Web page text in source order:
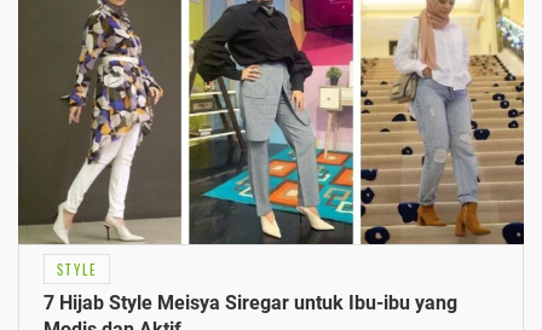
STYLE
7 Hijab Style Meisya Siregar untuk Ibu-ibu yang